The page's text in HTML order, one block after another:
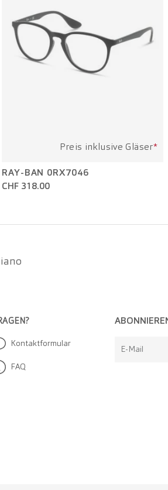
Preis inklusive Gläser*
RAY-BAN 0RX7046
CHF 318.00
Kontaktformular
FAQ
E-Mail